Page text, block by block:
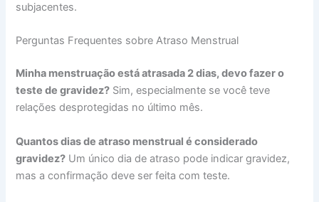
subjacentes.
Perguntas Frequentes sobre Atraso Menstrual
Minha menstruação está atrasada 2 dias, devo fazer o
teste de gravidez? Sim, especialmente se você teve
relações desprotegidas no último mês.
Quantos dias de atraso menstrual é considerado
gravidez? Um único dia de atraso pode indicar gravidez,
mas a confirmação deve ser feita com teste.